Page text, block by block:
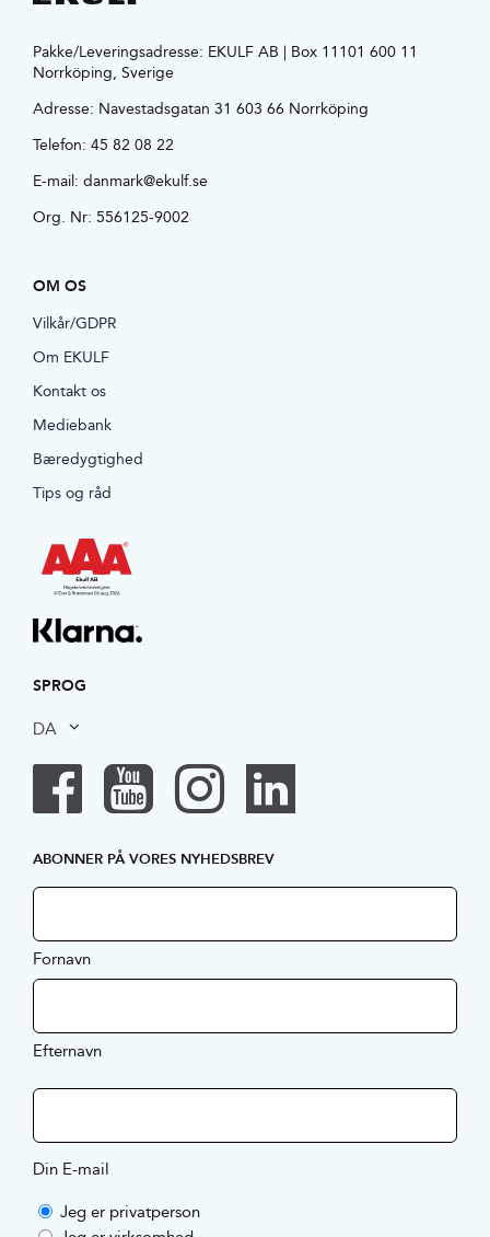
Pakke/Leveringsadresse: EKULF AB | Box 11101 600 11
Norrköping, Sverige
Adresse: Navestadsgatan 31 603 66 Norrköping
Telefon: 45 82 08 22
E-mail: danmark@ekulf.se
Org. Nr: 556125-9002
OM OS
Vilkår/GDPR
Om EKULF
Kontakt os
Mediebank
Bæredygtighed
Tips og råd
SPROG
DA
ABONNER PÅ VORES NYHEDSBREV
Fornavn
Efternavn
Din E-mail
Jeg er privatperson